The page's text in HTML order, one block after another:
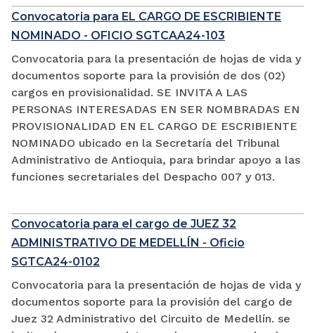
Convocatoria para EL CARGO DE ESCRIBIENTE
NOMINADO - OFICIO SGTCAA24-103
Convocatoria para la presentación de hojas de vida y
documentos soporte para la provisión de dos (02)
cargos en provisionalidad. SE INVITA A LAS
PERSONAS INTERESADAS EN SER NOMBRADAS EN
PROVISIONALIDAD EN EL CARGO DE ESCRIBIENTE
NOMINADO ubicado en la Secretaría del Tribunal
Administrativo de Antioquia, para brindar apoyo a las
funciones secretariales del Despacho 007 y 013.
Convocatoria para el cargo de JUEZ 32
ADMINISTRATIVO DE MEDELLÍN - Oficio
SGTCA24-0102
Convocatoria para la presentación de hojas de vida y
documentos soporte para la provisión del cargo de
Juez 32 Administrativo del Circuito de Medellín. se